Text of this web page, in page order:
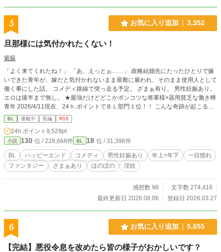
5 お気に入り追加 3,352
旦那様には気付かれたくない！
紫蘇
「よく来てくれたね！」 「あ、えっとぉ……」 政略結婚先にたったひとりで嫁
いできた青年が、嫁だと気付かれないまま屋敷に雇われ、そのまま使用人として
働く事にした話。 コメディ路線で突っ走る予定。 ざまぁ有り。 男性妊娠あり。
エロは後半まで無し。 ★最強だけどどこかポンコツな将軍様×器用貧乏な働き蜂
青年 2026/4/11現在、24ｈ.ポイントでＢＬ部門１位！！ こんな奇跡が起こるな
んて、夢みたいです！ 皆様本当にありがとうございます！
BL 連載中 長編 R18
24h.ポイント 9,529pt
小説 130 位 / 228,668件 BL 18 位 / 31,396件
BL ハッピーエンド コメディ 男性妊娠あり 年上×年下
一目惚れ
ファンタジー
ざまぁあり ほのぼの 淫紋
感想数 98
文字数 274,416
最終更新日 2026.08.06
登録日 2026.03.27
6 お気に入り追加 5,655
【完結】悪役令息を改めたら皆の様子がおかしいです？